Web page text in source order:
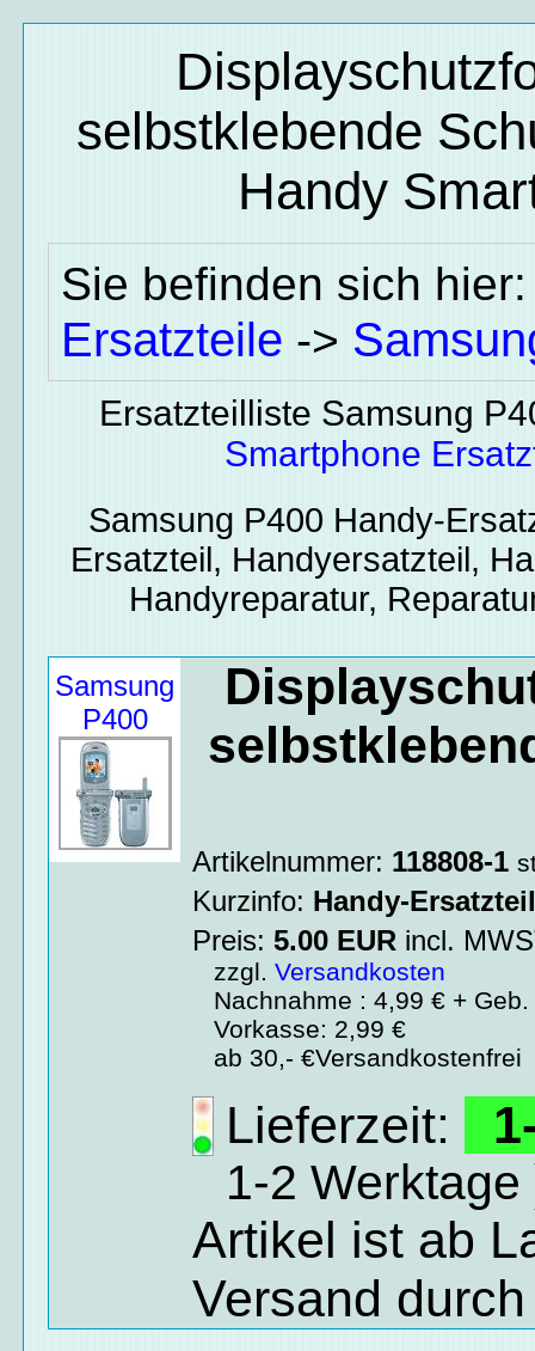
selbstklebende
Handy
Sie befinden sich
Ersatzteile ->
Ersatzteilliste Samsung
Smartphone
Samsung P400 Handy-
Ersatzteil, Handyersatzteil,
Handyreparatur,
Samsung
P400
Artikelnummer: 118808-1
Kurzinfo: Handy-
Preis:5.00 EUR incl.
zzgl.Versandkosten
Nachnahme : 4,99 € + Geb.
Vorkasse: 2,99 €
ab 30,- €Versandkostenfrei
Lieferzeit:
1-2 Werktage
Artikel ist ab
Versand